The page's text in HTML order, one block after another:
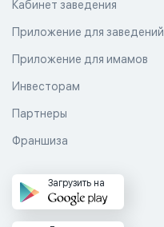
Кабинет заведения
Приложение для заведений
Приложение для имамов
Инвесторам
Партнеры
Франшиза
Загрузить на